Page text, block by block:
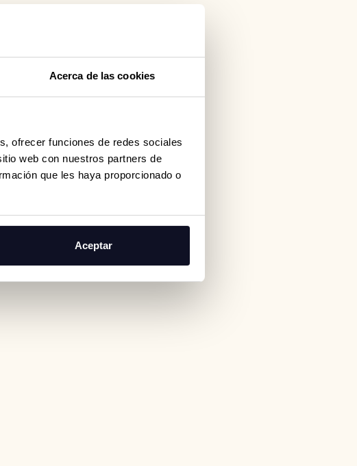
Acerca de las cookies
ofrecer funciones de redes sociales
web con nuestros partners de
que les haya proporcionado o
Aceptar